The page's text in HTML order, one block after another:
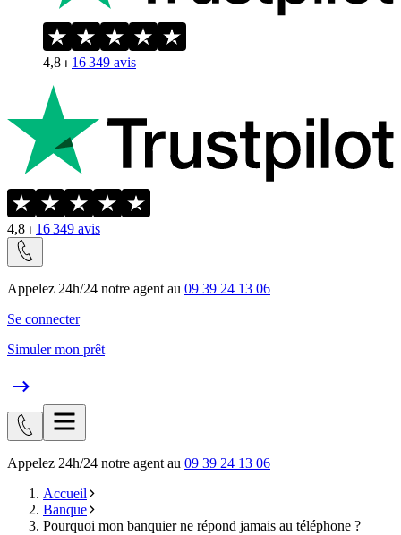
4,8 ⏐ 16 349 avis
4,8 ⏐ 16 349 avis
Appelez 24h/24 notre agent au 09 39 24 13 06
Se connecter
Simuler mon prêt
Appelez 24h/24 notre agent au 09 39 24 13 06
Accueil
Banque
Pourquoi mon banquier ne répond jamais au téléphone ?